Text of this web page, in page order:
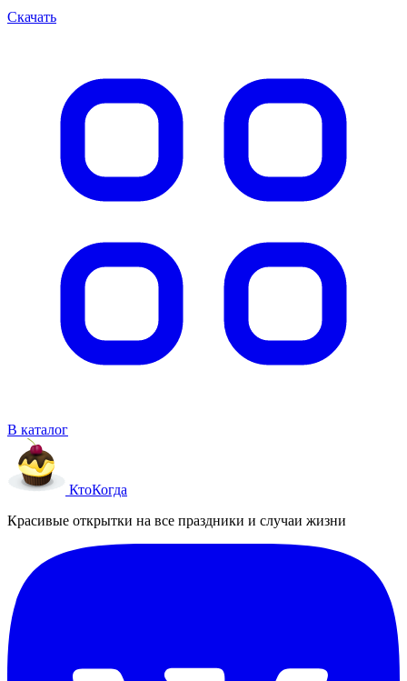
Скачать
В каталог
КтоКогда
Красивые открытки на все праздники и случаи жизни